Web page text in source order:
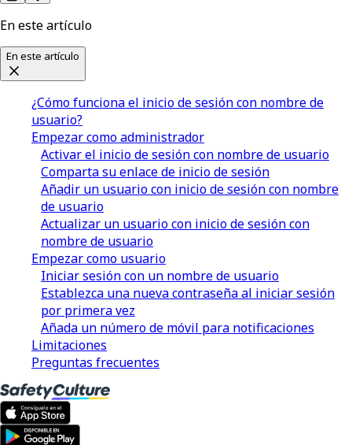
En este artículo
En este artículo
¿Cómo funciona el inicio de sesión con nombre de
usuario?
Empezar como administrador
Activar el inicio de sesión con nombre de usuario
Comparta su enlace de inicio de sesión
Añadir un usuario con inicio de sesión con nombre
de usuario
Actualizar un usuario con inicio de sesión con
nombre de usuario
Empezar como usuario
Iniciar sesión con un nombre de usuario
Establezca una nueva contraseña al iniciar sesión
por primera vez
Añada un número de móvil para notificaciones
Limitaciones
Preguntas frecuentes